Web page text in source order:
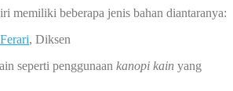
memiliki beberapa jenis bahan diantaranya:
, Diksen
seperti penggunaan kanopi kain yang